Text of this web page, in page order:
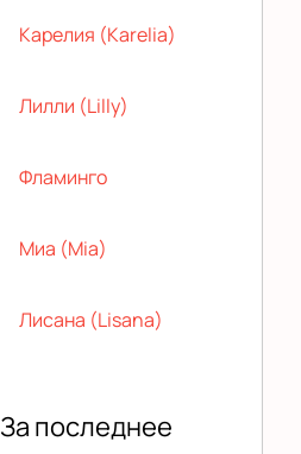
Карелия (Karelia)
Лилли (Lilly)
Фламинго
Миа (Mia)
Лисана (Lisana)
За последнее